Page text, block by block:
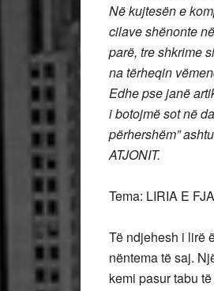
Në kujtesën e
cilave shënonte
parë, tre shkrime
na tërheqin
Edhe pse janë
i botojmë sot në
përhershëm”
ATJONIT.
Tema: LIRIA E
Të ndjehesh i lirë
nëntema të saj.
kemi pasur tabu